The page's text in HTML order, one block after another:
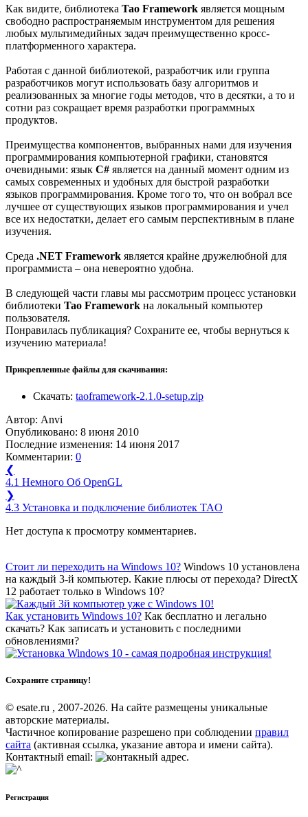
Как видите, библиотека Tao Framework является мощным
свободно распространяемым инструментом для решения
любых мультимедийных задач преимущественно кросс-
платформенного характера.
Работая с данной библиотекой, разработчик или группа
разработчиков могут использовать базу алгоритмов и
реализованных за многие годы методов, что в десятки, а то и
сотни раз сокращает время разработки программных
продуктов.
Преимущества компонентов, выбранных нами для изучения
программирования компьютерной графики, становятся
очевидными: язык C# является на данный момент одним из
самых современных и удобных для быстрой разработки
языков программирования. Кроме того то, что он вобрал все
лучшее от существующих языков программирования и учел
все их недостатки, делает его самым перспективным в плане
изучения.
Среда .NET Framework является крайне дружелюбной для
программиста – она невероятно удобна.
В следующей части главы мы рассмотрим процесс установки
библиотеки Tao Framework на локальный компьютер
пользователя.
Понравилась публикация? Сохраните ее, чтобы вернуться к
изучению материала!
Прикрепленные файлы для скачивания:
Скачать: taoframework-2.1.0-setup.zip
Автор: Anvi
Опубликовано: 8 июня 2010
Последние изменения: 14 июня 2017
Комментарии: 0
❮
4.1 Немного Об OpenGL
❯
4.3 Установка и подключение библиотек TAO
Нет доступа к просмотру комментариев.
Стоит ли переходить на Windows 10? Windows 10 установлена
на каждый 3-й компьютер. Какие плюсы от перехода? DirectX
12 работает только в Windows 10?
Как установить Windows 10? Как бесплатно и легально
скачать? Как записать и установить с последними
обновлениями?
Сохраните страницу!
© esate.ru , 2007-2026. На сайте размещены уникальные
авторские материалы.
Частичное копирование разрешено при соблюдении правил
сайта (активная ссылка, указание автора и имени сайта).
Контактный email:
.
Регистрация